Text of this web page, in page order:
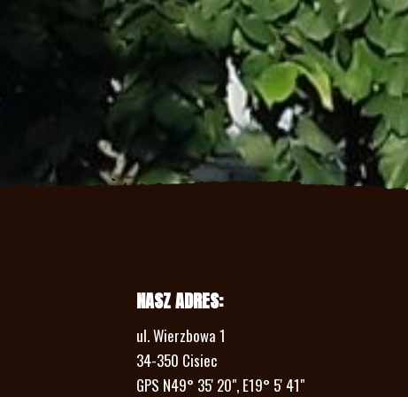
NASZ ADRES:
ul. Wierzbowa 1
34-350 Cisiec
GPS N49° 35' 20", E19° 5' 41"